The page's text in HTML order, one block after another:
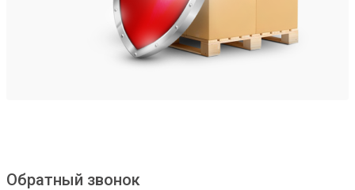
Обратный звонок